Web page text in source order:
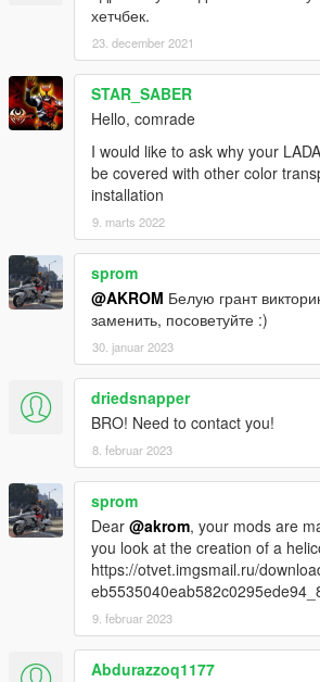
хетчбек.
23. december 2021
STAR_SABER
Hello, comrade
I would like to ask why your
be covered with other color
installation
9. marts 2022
sprom
@AKROM Белую грант
заменить, посоветуйте :)
30. januar 2023
driedsnapper
BRO! Need to contact you!
8. februar 2023
sprom
Dear @akrom, your mods are
you look at the creation of a
https://otvet.imgsmail.ru/
9. februar 2023
Abdurazzoq1177